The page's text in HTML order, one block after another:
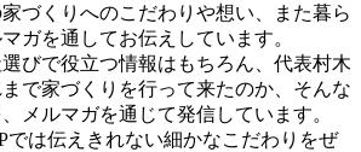
づくりへのこだわりや想い、また暮ら
ガを通してお伝えしています。
びで役立つ情報はもちろん、代表村木
で家づくりを行って来たのか、そんな
メルマガを通じて発信しています。
では伝えきれない細かなこだわりをぜ